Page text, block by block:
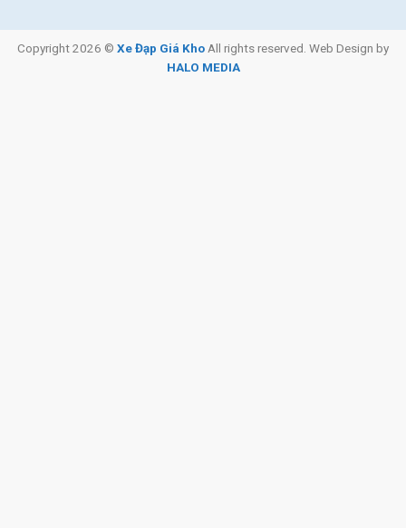
Copyright 2026 © Xe Đạp Giá Kho All rights reserved. Web Design by
HALO MEDIA